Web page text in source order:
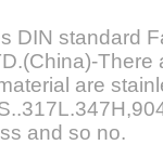
DIN standard
are
and so no.